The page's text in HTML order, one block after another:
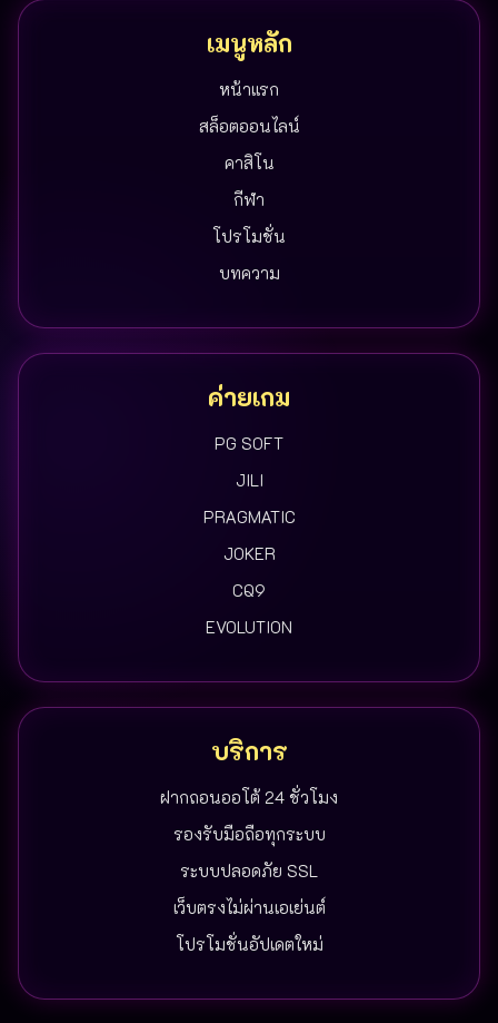
เมนูหลัก
หน้าแรก
สล็อตออนไลน์
คาสิโน
กีฬา
โปรโมชั่น
บทความ
ค่ายเกม
PG SOFT
JILI
PRAGMATIC
JOKER
CQ9
EVOLUTION
บริการ
ฝากถอนออโต้ 24 ชั่วโมง
รองรับมือถือทุกระบบ
ระบบปลอดภัย SSL
เว็บตรงไม่ผ่านเอเย่นต์
โปรโมชั่นอัปเดตใหม่